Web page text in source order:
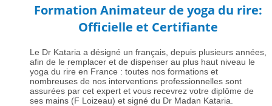
Formation Animateur de yoga du rire:
Officielle et Certifiante
Le Dr Kataria a désigné un français, depuis plusieurs années,
afin de le remplacer et de dispenser au plus haut niveau le
yoga du rire en France : toutes nos formations et
nombreuses de nos interventions professionnelles sont
assurées par cet expert et vous recevrez votre diplôme de
ses mains (F Loizeau) et signé du Dr Madan Kataria.